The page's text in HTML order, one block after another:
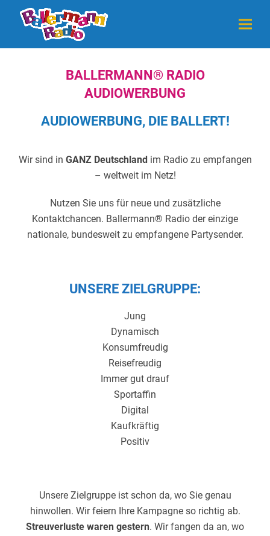
BALLERMANN® RADIO
AUDIOWERBUNG
AUDIOWERBUNG, DIE BALLERT!
Wir sind in GANZ Deutschlandim Radio zu empfangen
– weltweit im Netz!
Nutzen Sie uns für neue und zusätzliche
Kontaktchancen. Ballermann® Radio der einzige
nationale, bundesweit zu empfangene Partysender.
UNSERE ZIELGRUPPE:
Jung
Dynamisch
Konsumfreudig
Reisefreudig
Immer gut drauf
Sportaffin
Digital
Kaufkräftig
Positiv
Unsere Zielgruppe ist schon da, wo Sie genau
hinwollen. Wir feiern Ihre Kampagne so richtig ab.
Streuverluste waren gestern. Wir fangen da an, wo